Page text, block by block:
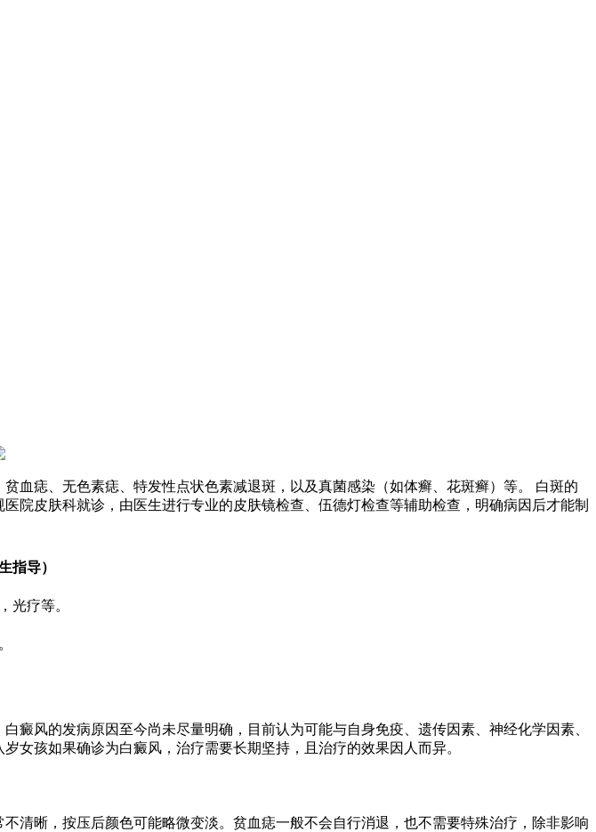
血痣、无色素痣、特发性点状色素减退斑，以及真菌感染（如体癣、花斑癣）等。 白斑的
院皮肤科就诊，由医生进行专业的皮肤镜检查、伍德灯检查等辅助检查，明确病因后才能制
指导）
光疗等。
风的发病原因至今尚未尽量明确，目前认为可能与自身免疫、遗传因素、神经化学因素、
女孩如果确诊为白癜风，治疗需要长期坚持，且治疗的效果因人而异。
清晰，按压后颜色可能略微变淡。贫血痣一般不会自行消退，也不需要特殊治疗，除非影响